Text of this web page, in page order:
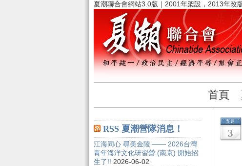
夏潮聯合會網站3.0版｜2001年架設，2013年改
首頁
RSS 夏潮營隊消息！
江海同心 尋美金陵 —— 2026台灣
青年海洋文化研習營 (南京) 開始招
生了!! 2026-06-02
五月
3